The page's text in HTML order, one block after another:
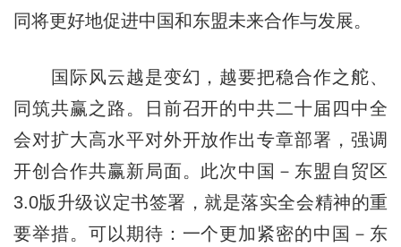
同将更好地促进中国和东盟未来合作与发展。
国际风云越是变幻，越要把稳合作之舵、
同筑共赢之路。日前召开的中共二十届四中全
会对扩大高水平对外开放作出专章部署，强调
开创合作共赢新局面。此次中国－东盟自贸区
3.0版升级议定书签署，就是落实全会精神的重
要举措。可以期待：一个更加紧密的中国－东